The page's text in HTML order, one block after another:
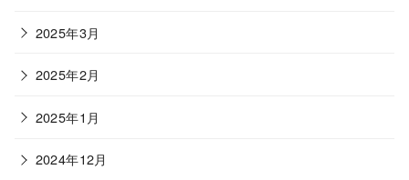
2025年3月
2025年2月
2025年1月
2024年12月